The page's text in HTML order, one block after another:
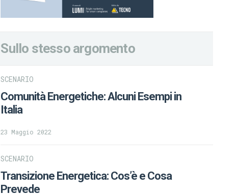
Sullo stesso argomento
SCENARIO
Comunità Energetiche: Alcuni Esempi in
Italia
23 Maggio 2022
SCENARIO
Transizione Energetica: Cos’è e Cosa
Prevede